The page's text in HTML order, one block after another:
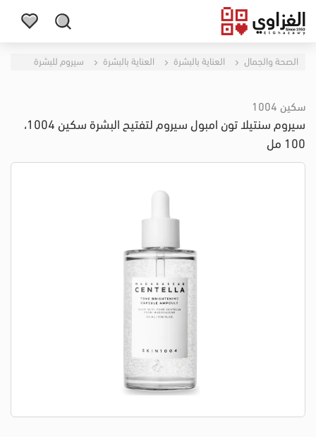
الصحة والجمال العناية بالبشرة العناية بالبشرة سيروم للبشرة
سكين 1004
سيروم سنتيلا تون امبول سيروم لتفتيح البشرة سكين 1004،
100 مل